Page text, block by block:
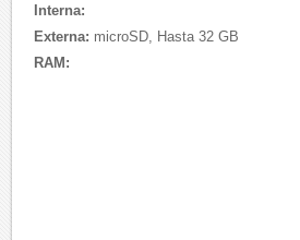
Interna:
Externa: microSD, Hasta 32 GB
RAM: